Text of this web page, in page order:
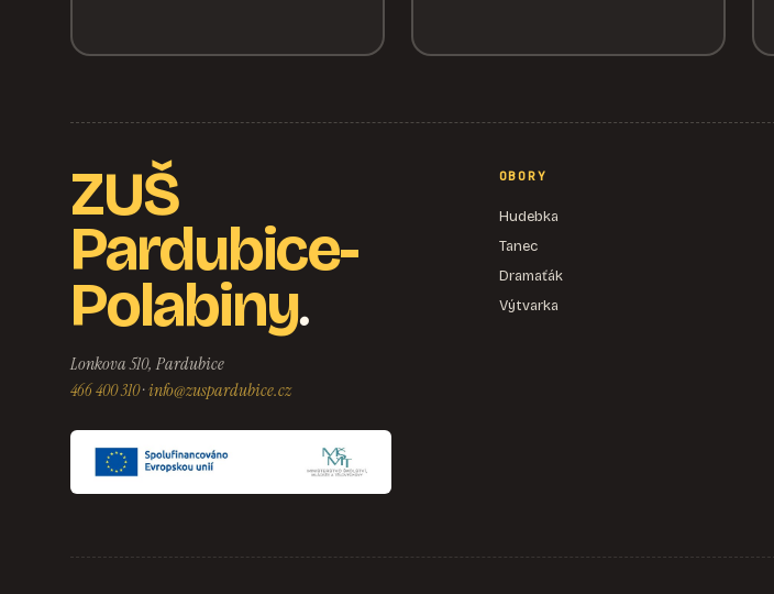
ZUŠ
Pardubice-
Polabiny.
Lonkova 510, Pardubice
466 400 310·info@zuspardubice.cz
OBORY
Hudebka
Tanec
Dramaťák
Výtvarka